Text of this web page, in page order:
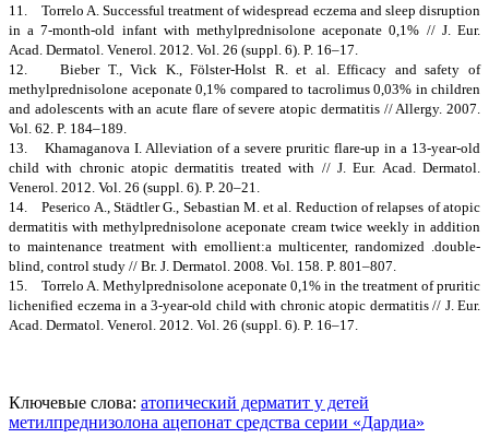
11. Torrelo A. Successful treatment of widespread eczema and sleep disruption
in a 7-month-old infant with methylprednisolone aceponate 0,1% // J. Eur.
Acad. Dermatol. Venerol. 2012. Vol. 26 (suppl. 6). P. 16–17.
12. Bieber T., Vick K., Fölster-Holst R. et al. Efficacy and safety of
methylprednisolone aceponate 0,1% compared to tacrolimus 0,03% in children
and adolescents with an acute flare of severe atopic dermatitis // Allergy. 2007.
Vol. 62. P. 184–189.
13. Khamaganova I. Alleviation of a severe pruritic flare-up in a 13-year-old
child with chronic atopic dermatitis treated with // J. Eur. Acad. Dermatol.
Venerol. 2012. Vol. 26 (suppl. 6). P. 20–21.
14. Peserico A., Städtler G., Sebastian M. et al. Reduction of relapses of atopic
dermatitis with methylprednisolone aceponate cream twice weekly in addition
to maintenance treatment with emollient:a multicenter, randomized .double-
blind, control study // Br. J. Dermatol. 2008. Vol. 158. P. 801–807.
15. Torrelo A. Methylprednisolone aceponate 0,1% in the treatment of pruritic
lichenified eczema in a 3-year-old child with chronic atopic dermatitis // J. Eur.
Acad. Dermatol. Venerol. 2012. Vol. 26 (suppl. 6). P. 16–17.
Ключевые слова: атопический дерматит у детей
метилпреднизолона ацепонат средства серии «Дардиа»